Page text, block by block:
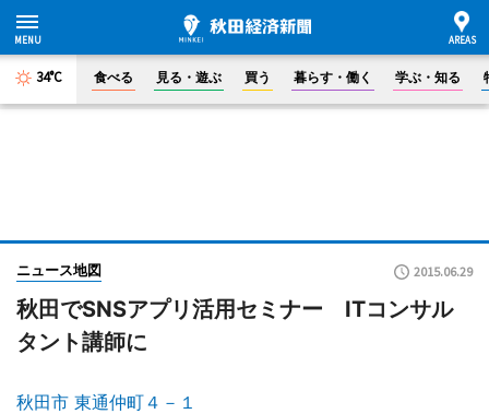
34°C 食べる 見る・遊ぶ 買う 暮らす・働く 学ぶ・知る
ニュース地図 2015.06.29
秋田でSNSアプリ活用セミナー ITコンサル
タント講師に
秋田市 東通仲町４－１